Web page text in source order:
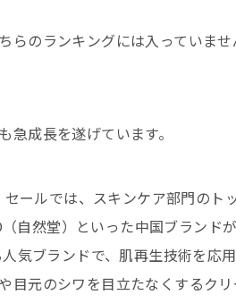
らのランキングには入っていま
成長を遂げています。
ールでは、スキンケア部門のト
自然堂）といった中国ブランド
気ブランドで、肌再生技術を応
目元のシワを目立たなくするク